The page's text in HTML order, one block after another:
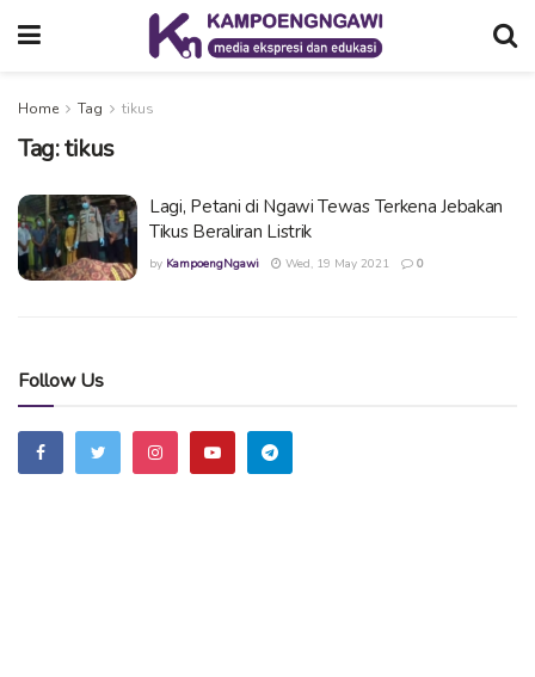
Home Tag tikus
Tag:tikus
Lagi, Petani di Ngawi Tewas Terkena Jebakan
Tikus Beraliran Listrik
by KampoengNgawi Wed, 19 May 2021 0
Follow Us